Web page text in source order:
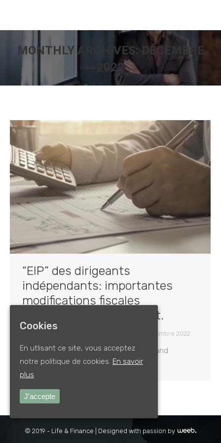
MONTHLY ARCHIVES: DÉCEMBRE
2022
You are here:
“EIP” des dirigeants
indépendants: importantes
modifications fiscales
concernant votre contrat.
13 décembre 2022
Pascal DelatteManaging Partner – LIFE and
FINANCE
© 2019 - Life & Finance | Designed with passion by
Cookies
En utlisant ce site, vous acceptez
notre politique de cookies. En savoir
plus
J'accepte